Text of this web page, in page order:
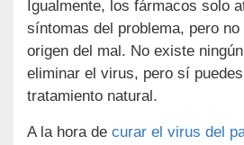
Igualmente, los fármacos solo
síntomas del problema, pero
origen del mal. No existe
eliminar el virus, pero sí
tratamiento natural.
A la hora de curar el virus del